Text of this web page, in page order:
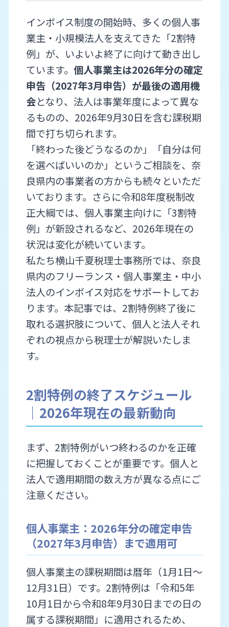
インボイス制度の開始時、多くの個人事
業主・小規模法人を支えてきた「2割特
例」が、いよいよ終了に向けて動き出し
ています。 個人事業主は2026年分の確定
申告（2027年3月申告）が最後の適用機
会となり、法人は事業年度によって異な
るものの、2026年9月30日を含む課税期
間で打ち切られます。
「終わった後どうなるのか」「自分は何
を選べばいいのか」というご相談を、奈
良県内の事業者の方からも続々といただ
いております。さらに令和8年度税制改
正大綱では、個人事業主向けに「3割特
例」が新設されるなど、2026年現在の
状況は変化が続いています。
私たち横山千夏税理士事務所では、奈良
県内のフリーランス・個人事業主・中小
法人のインボイス対応をサポートしてお
ります。本記事では、2割特例終了後に
取れる選択肢について、個人と法人それ
ぞれの視点から税理士が解説いたしま
す。
2割特例の終了スケジュール
｜2026年現在の最新動向
まず、2割特例がいつ終わるのかを正確
に把握しておくことが重要です。個人と
法人で適用期間の数え方が異なる点にご
注意ください。
個人事業主：2026年分の確定申告
（2027年3月申告）まで適用可
個人事業主の課税期間は暦年（1月1日〜
12月31日）です。2割特例は「令和5年
10月1日から令和8年9月30日までの日の
属する課税期間」に適用されるため、